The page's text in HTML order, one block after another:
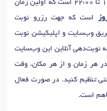
18:00 تا 22:00 ، سه‌شنبه: 17:00 تا 22:00 است که اولین زمان
است که جهت رزرو نوبت
وب‌سایت و اپلیکیشن نوبت
نوبت‌دهی آنلاین این وب‌سایت
هر زمان و از هر مکان، وقت
تنظیم کنید. در صورت فعال
است.